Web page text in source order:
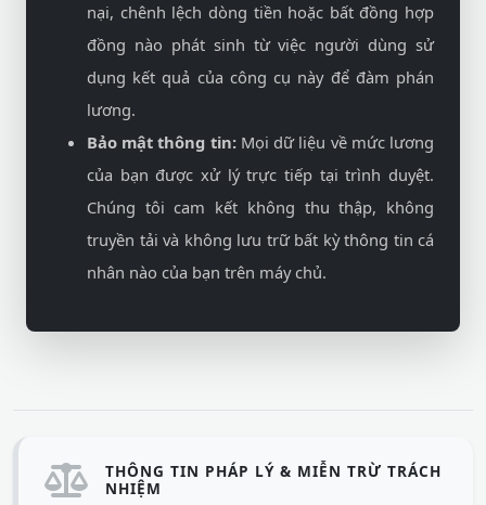
nại, chênh lệch dòng tiền hoặc bất đồng hợp
đồng nào phát sinh từ việc người dùng sử
dụng kết quả của công cụ này để đàm phán
lương.
Bảo mật thông tin:Mọi dữ liệu về mức lương
của bạn được xử lý trực tiếp tại trình duyệt.
Chúng tôi cam kết không thu thập, không
truyền tải và không lưu trữ bất kỳ thông tin cá
nhân nào của bạn trên máy chủ.
THÔNG TIN PHÁP LÝ & MIỄN TRỪ TRÁCH
NHIỆM